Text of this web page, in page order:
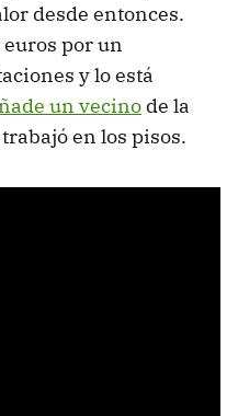
desde entonces.
por un
y lo está
un vecino de la
en los pisos.